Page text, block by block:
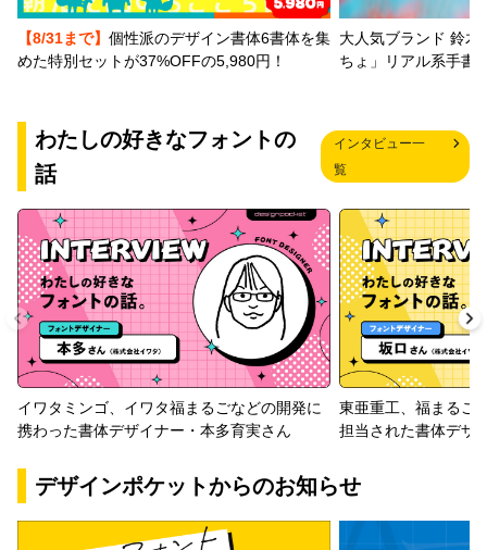
【8/31まで】 個性派のデザイン書体6書体を集
めた特別セットが37%OFFの5,980円！
大人気ブランド 鈴木
ちょ」リアル系手書
わたしの好きなフォントの
話
インタビュー一
覧
イワタミンゴ、イワタ福まるごなどの開発に
携わった書体デザイナー・本多育実さん
東亜重工、福まるご
担当された書体デザ
デザインポケットからのお知らせ